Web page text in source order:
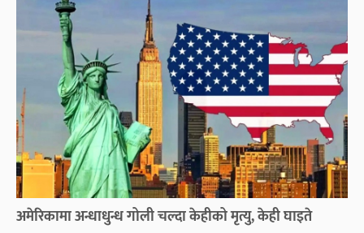
अमेरिकामा अन्धाधुन्ध गोली चल्दा केहीको मृत्यु, केही घाइते